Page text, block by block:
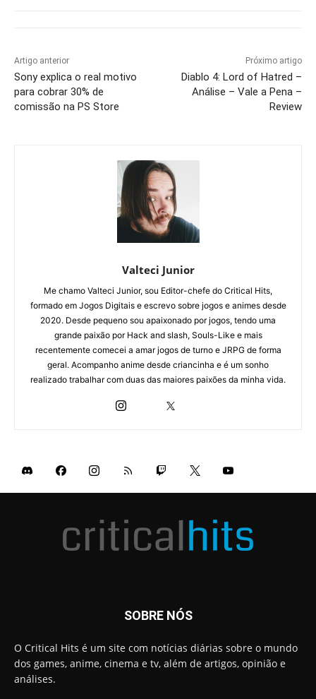
Artigo anterior
Sony explica o real motivo
para cobrar 30% de
comissão na PS Store
Próximo artigo
Diablo 4: Lord of Hatred –
Análise – Vale a Pena –
Review
Valteci Junior
Me chamo Valteci Junior, sou Editor-chefe do Critical Hits,
formado em Jogos Digitais e escrevo sobre jogos e animes desde
2020. Desde pequeno sou apaixonado por jogos, tendo uma
grande paixão por Hack and slash, Souls-Like e mais
recentemente comecei a amar jogos de turno e JRPG de forma
geral. Acompanho anime desde criancinha e é um sonho
realizado trabalhar com duas das maiores paixões da minha vida.
SOBRE NÓS
O Critical Hits é um site com notícias diárias sobre o mundo
dos games, anime, cinema e tv, além de artigos, opinião e
análises.